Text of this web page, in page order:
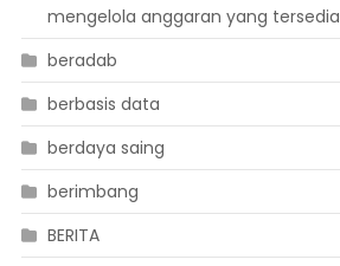
mengelola anggaran yang tersedia
beradab
berbasis data
berdaya saing
berimbang
BERITA